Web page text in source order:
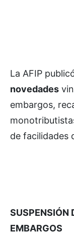
La AFIP
novedades
embargos,
de facilidades
SUSPENSIÓN
EMBARGOS